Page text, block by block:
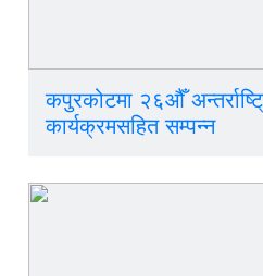
कपुरकोटमा २६औँ
कार्यक्रमसहित सम्पन्न